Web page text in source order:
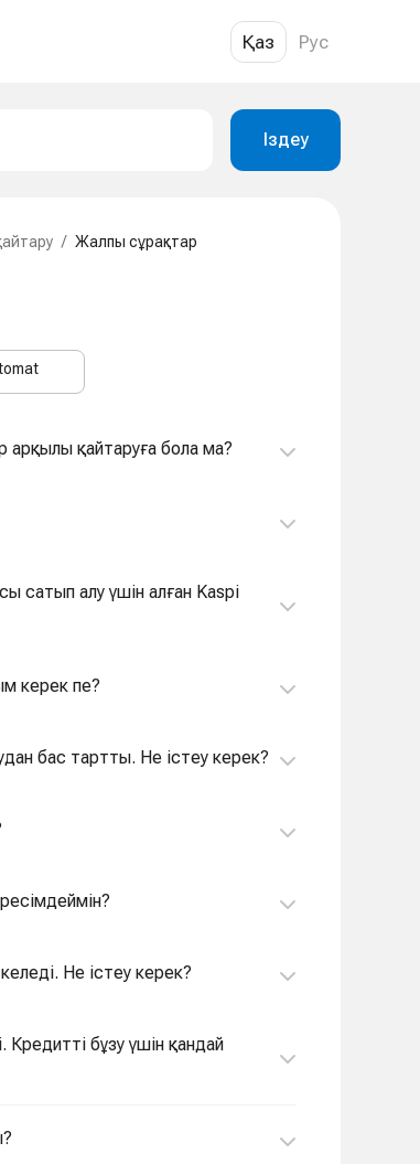
Қаз Рус
Іздеу
/ Жалпы сұрақтар
арқылы қайтаруға бола ма?
сатып алу үшін алған Kaspi
керек пе?
бас тартты. Не істеу керек?
Не істеу керек?
бұзу үшін қандай